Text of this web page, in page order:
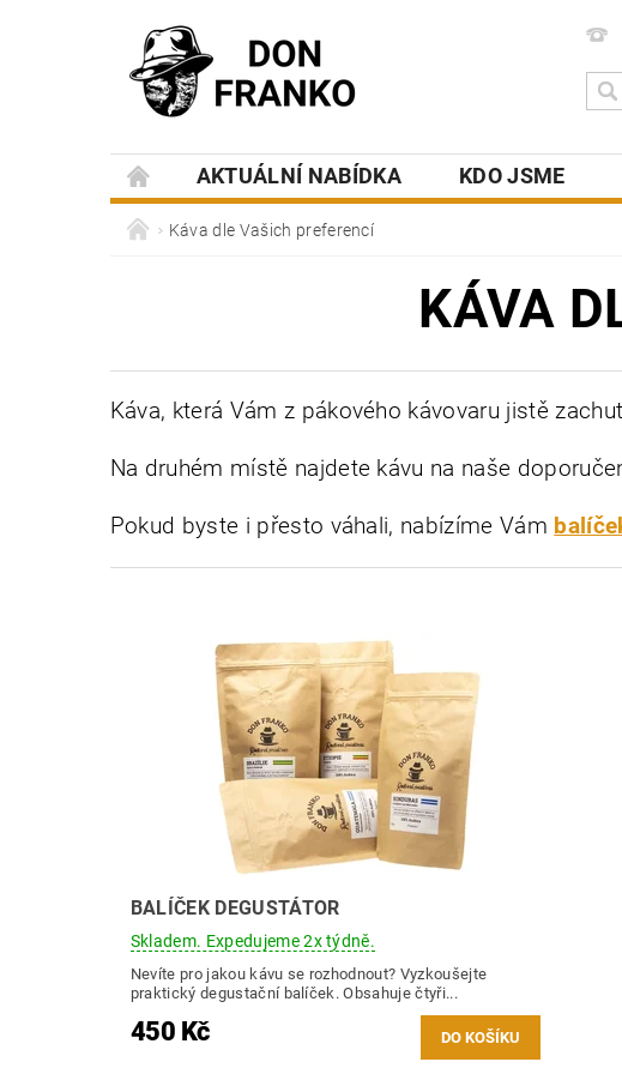
AKTUÁLNÍ NABÍDKA KDO JSME
Káva dle Vašich preferencí
KÁVA
Káva, která Vám z pákového kávovaru jistě
Na druhém místě najdete kávu na naše
Pokud byste i přesto váhali, nabízíme Vám
BALÍČEK DEGUSTÁTOR
Skladem. Expedujeme 2x týdně.
Nevíte pro jakou kávu se rozhodnout? Vyzkoušejte
praktický degustační balíček. Obsahuje čtyři...
450 Kč